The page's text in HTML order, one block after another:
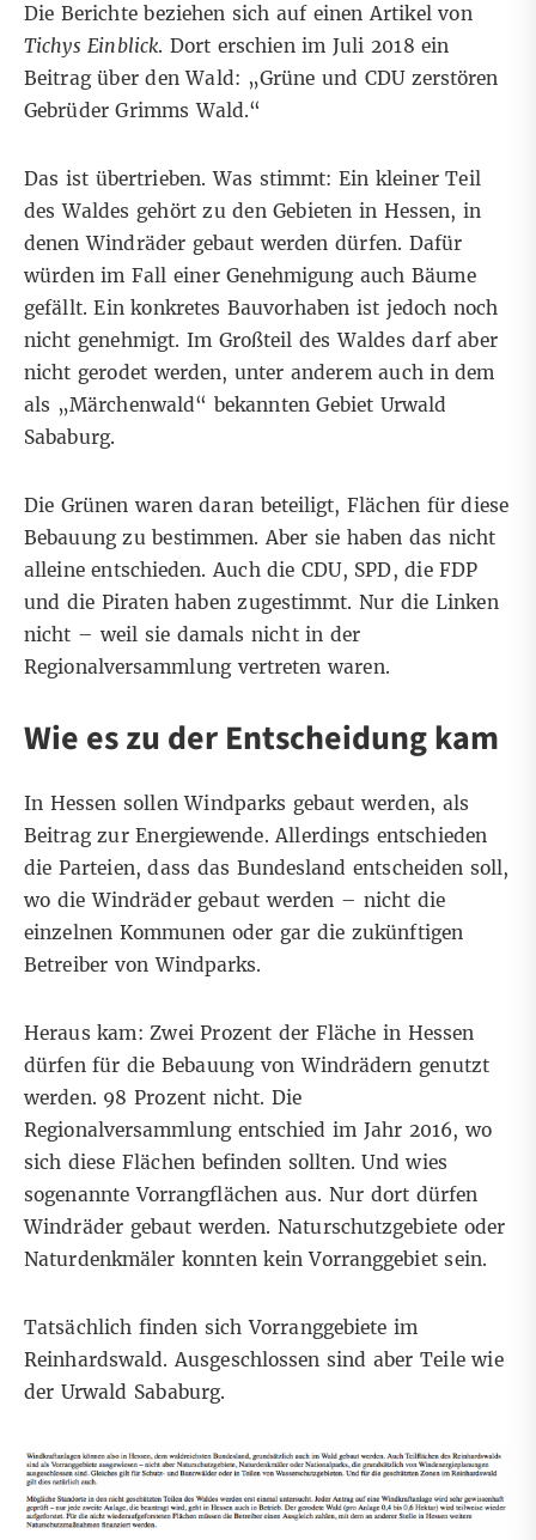
Die Berichte beziehen sich auf einen Artikel von
Tichys Einblick. Dort erschien im Juli 2018 ein
Beitrag über den Wald: „Grüne und CDU zerstören
Gebrüder Grimms Wald.“
Das ist übertrieben. Was stimmt: Ein kleiner Teil
des Waldes gehört zu den Gebieten in Hessen, in
denen Windräder gebaut werden dürfen. Dafür
würden im Fall einer Genehmigung auch Bäume
gefällt. Ein konkretes Bauvorhaben ist jedoch noch
nicht genehmigt. Im Großteil des Waldes darf aber
nicht gerodet werden, unter anderem auch in dem
als „Märchenwald“ bekannten Gebiet Urwald
Sababurg.
Die Grünen waren daran beteiligt, Flächen für diese
Bebauung zu bestimmen. Aber sie haben das nicht
alleine entschieden. Auch die CDU, SPD, die FDP
und die Piraten haben zugestimmt. Nur die Linken
nicht – weil sie damals nicht in der
Regionalversammlung vertreten waren.
Wie es zu der Entscheidung kam
In Hessen sollen Windparks gebaut werden, als
Beitrag zur Energiewende. Allerdings entschieden
die Parteien, dass das Bundesland entscheiden soll,
wo die Windräder gebaut werden – nicht die
einzelnen Kommunen oder gar die zukünftigen
Betreiber von Windparks.
Heraus kam: Zwei Prozent der Fläche in Hessen
dürfen für die Bebauung von Windrädern genutzt
werden. 98 Prozent nicht. Die
Regionalversammlung entschied im Jahr 2016,wo
sich diese Flächen befinden sollten. Und wies
sogenannte Vorrangflächen aus. Nur dort dürfen
Windräder gebaut werden. Naturschutzgebiete oder
Naturdenkmäler konnten kein Vorranggebiet sein.
Tatsächlich finden sich Vorranggebiete im
Reinhardswald. Ausgeschlossen sind aber Teile wie
der Urwald Sababurg.